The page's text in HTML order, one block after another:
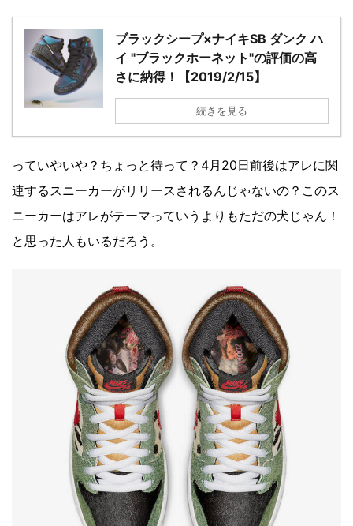
ブラックシープ×ナイキSB ダンク ハ
イ "ブラックホーネット"の評価の高
さに納得！【2019/2/15】
続きを見る
っていやいや？ちょっと待って？4月20日前後はアレに関
連するスニーカーがリリースされるんじゃないの？このス
ニーカーはアレがテーマっていうよりもただの犬じゃん！
と思った人もいるだろう。